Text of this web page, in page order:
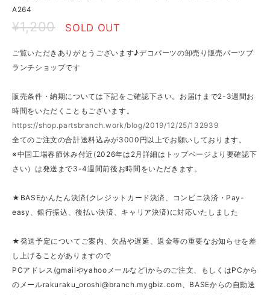
A264
¥1,200 SOLD OUT
ご覧いただきありがとうございます♪デコパーツの卸売り販売パーツブ
ランチショップです
販売条件・納期については下記をご確認下さい。お届けまで2-3週間お
時間をいただくこともございます。
https://shop.partsbranch.work/blog/2019/12/25/132939
全てのご注文の合計送料込みが3000円以上でお願いしております。
※中国工場春節休み付近(2026年は2月詳細はトップページより要確認下
さい）は発送まで3-4週間前後お時間をいただきます。
★BASEかんたん決済(クレジットカード決済、コンビニ決済・Pay-
easy、銀行振込、後払い決済、キャリア決済)に対応いたしました
★発送予定についてご案内、欠品や遅延、返金等の重要なお知らせを差
し上げることがありますので
PCアドレス(gmailやyahooメールなど)からのご注文、もしくはPCから
のメールrakuraku_oroshi@branch.mygbiz.com、BASEからの自動送